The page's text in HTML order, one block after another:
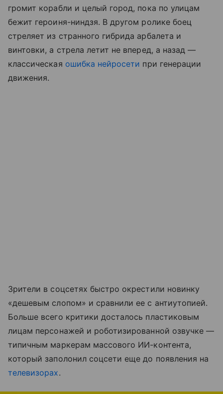
громит корабли и целый город, пока по улицам
бежит героиня-ниндзя. В другом ролике боец
стреляет из странного гибрида арбалета и
винтовки, а стрела летит не вперед, а назад —
классическая ошибка нейросети при генерации
движения.
Зрители в соцсетях быстро окрестили новинку
«дешевым слопом» и сравнили ее с антиутопией.
Больше всего критики досталось пластиковым
лицам персонажей и роботизированной озвучке —
типичным маркерам массового ИИ-контента,
который заполонил соцсети еще до появления на
телевизорах.